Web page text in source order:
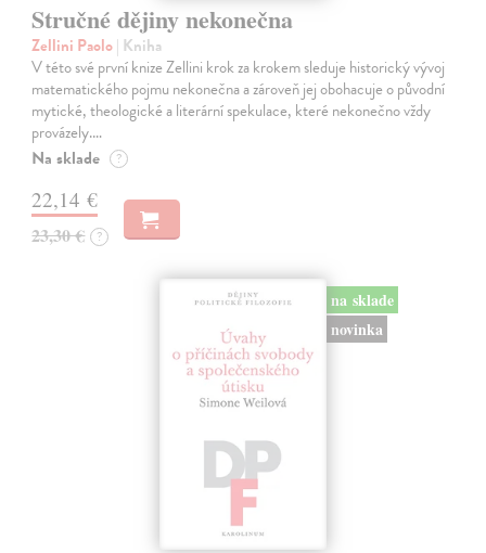
Stručné dějiny nekonečna
Zellini Paolo| Kniha
V této své první knize Zellini krok za krokem sleduje historický vývoj
matematického pojmu nekonečna a zároveň jej obohacuje o původní
mytické, theologické a literární spekulace, které nekonečno vždy
provázely.…
Na sklade ?
22,14 €
23,30 € ?
na sklade
novinka